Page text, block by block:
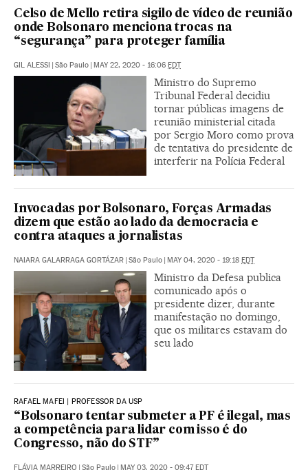
Celso de Mello retira sigilo de vídeo de reunião
onde Bolsonaro menciona trocas na
“segurança” para proteger família
GIL ALESSI | São Paulo | MAY 22, 2020 - 16:06 EDT
Ministro do Supremo
Tribunal Federal decidiu
tornar públicas imagens de
reunião ministerial citada
por Sergio Moro como prova
de tentativa do presidente de
interferir na Polícia Federal
Invocadas por Bolsonaro, Forças Armadas
dizem que estão ao lado da democracia e
contra ataques a jornalistas
NAIARA GALARRAGA GORTÁZAR | São Paulo | MAY 04, 2020 - 19:18 EDT
Ministro da Defesa publica
comunicado após o
presidente dizer, durante
manifestação no domingo,
que os militares estavam do
seu lado
RAFAEL MAFEI | PROFESSOR DA USP
“Bolsonaro tentar submeter a PF é ilegal, mas
a competência para lidar com isso é do
Congresso, não do STF”
FLÁVIA MARREIRO | São Paulo | MAY 03, 2020 - 09:47EDT